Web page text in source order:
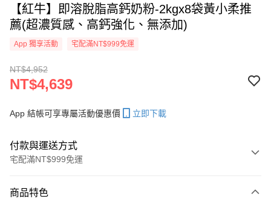
【紅牛】即溶脫脂高鈣奶粉-2kgx8袋黃小柔推
薦(超濃質感、高鈣強化、無添加)
App 獨享活動 宅配滿NT$999免運
NT$4,952
NT$4,639
App 結帳可享專屬活動優惠價 立即下載
付款與運送方式
宅配滿NT$999免運
信用卡一次付款
商品特色